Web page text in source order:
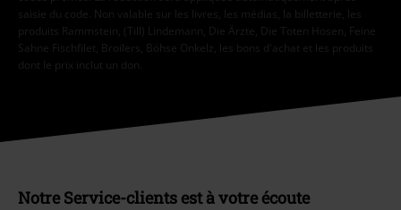
saisie du code. Non valable sur les livres, les médias, la billetterie, les
produits Rammstein, (Till) Lindemann, Die Ärzte, Die Toten Hosen, Feine
Sahne Fischfilet, Broilers, Böhse Onkelz, les bons d'achat et les produits
dont le prix inclut un don.
Notre Service-clients est à votre écoute